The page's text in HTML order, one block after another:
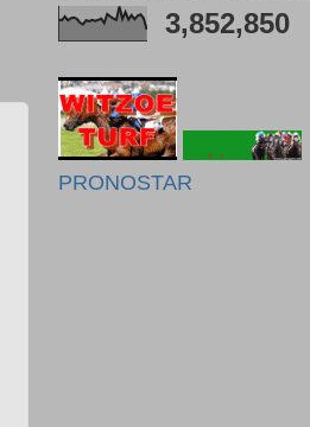
3,852,850
PRONOSTAR